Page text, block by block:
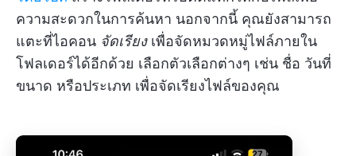
ความสะดวกในการค้นหา นอกจากนี้ คุณยังสามารถ
แตะที่ไอคอน จัดเรียงเพื่อจัดหมวดหมู่ไฟล์ภายใน
โฟลเดอร์ได้อีกด้วย เลือกตัวเลือกต่างๆ เช่น ชื่อ วันที่
ขนาด หรือประเภท เพื่อจัดเรียงไฟล์ของคุณ